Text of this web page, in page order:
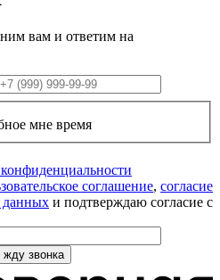
вам и ответим на
Телефон
мне время
соглашение, согласие
данных и подтверждаю согласие с
жду звонка